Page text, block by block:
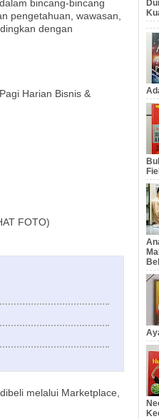
bincang-bincang
pengetahuan, wawasan,
dengan
Harian Bisnis &
FOTO)
melalui Marketplace,